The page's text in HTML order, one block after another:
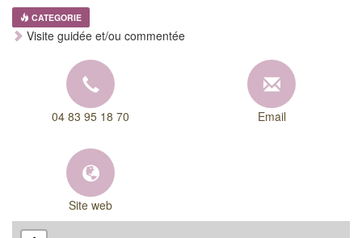
CATEGORIE
Visite guidée et/ou commentée
04 83 95 18 70 Email
Site web